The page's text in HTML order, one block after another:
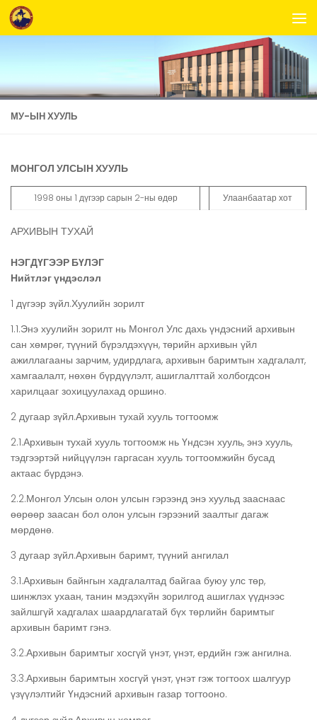
Skip to content
МУ-ЫН ХУУЛЬ
МОНГОЛ УЛСЫН ХУУЛЬ
1998 оны 1 дүгээр сарын 2-ны өдөр Улаанбаатар хот
АРХИВЫН ТУХАЙ
НЭГДҮГЭЭР БҮЛЭГ
Нийтлэг үндэслэл
1 дүгээр зүйл.Хуулийн зорилт
1.1.Энэ хуулийн зорилт нь Монгол Улс дахь үндэсний архивын
сан хөмрөг, түүний бүрэлдэхүүн, төрийн архивын үйл
ажиллагааны зарчим, удирдлага, архивын баримтын хадгалалт,
хамгаалалт, нөхөн бүрдүүлэлт, ашиглалттай холбогдсон
харилцааг зохицуулахад оршино.
2 дугаар зүйл.Архивын тухай хууль тогтоомж
2.1.Архивын тухай хууль тогтоомж нь Үндсэн хууль, энэ хууль,
тэдгээртэй нийцүүлэн гаргасан хууль тогтоомжийн бусад
актаас бүрдэнэ.
2.2.Монгол Улсын олон улсын гэрээнд энэ хуульд зааснаас
өөрөөр заасан бол олон улсын гэрээний заалтыг дагаж
мөрдөнө.
3 дугаар зүйл.Архивын баримт, түүний ангилал
3.1.Архивын байнгын хадгалалтад байгаа буюу улс төр,
шинжлэх ухаан, танин мэдэхүйн зорилгод ашиглах үүднээс
зайлшгүй хадгалах шаардлагатай бүх төрлийн баримтыг
архивын баримт гэнэ.
3.2.Архивын баримтыг хосгүй үнэт, үнэт, ердийн гэж ангилна.
3.3.Архивын баримтын хосгүй үнэт, үнэт гэж тогтоох шалгуур
үзүүлэлтийг Үндэсний архивын газар тогтооно.